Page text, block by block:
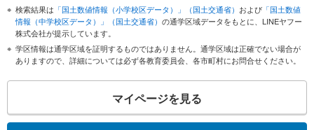
検索結果は 「国土数値情報（小学校区データ）」（国土交通省） および 「国土数値
情報（中学校区データ）」（国土交通省） の通学区域データをもとに、LINEヤフー
株式会社が提示しています。
学区情報は通学区域を証明するものではありません。通学区域は正確でない場合が
ありますので、詳細については必ず各教育委員会、各市町村にお問合せください。
マイページを見る